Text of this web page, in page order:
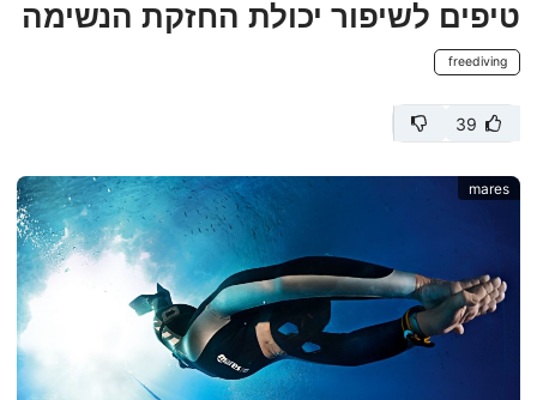
טיפים לשיפור יכולת החזקת הנשימה
freediving
39
mares